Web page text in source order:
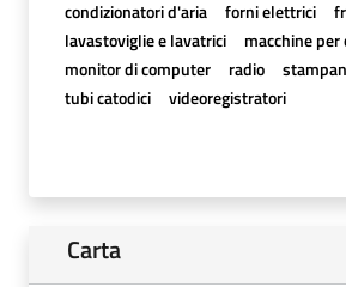
condizionatori d'aria
forni elettrici
lavastoviglie e lavatrici
macchine per
monitor di computer
radio
tubi catodici
videoregistratori
Carta